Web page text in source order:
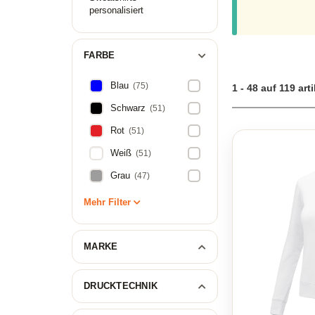
personalisiert
FARBE
Blau (75)
Schwarz (51)
Rot (51)
Weiß (51)
Grau (47)
Mehr Filter
MARKE
DRUCKTECHNIK
1 - 48 auf 119